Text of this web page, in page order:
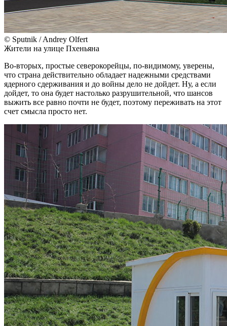
© Sputnik / Andrey Olfert
Жители на улице Пхеньяна
Во-вторых, простые северокорейцы, по-видимому, уверены,
что страна действительно обладает надежными средствами
ядерного сдерживания и до войны дело не дойдет. Ну, а если
дойдет, то она будет настолько разрушительной, что шансов
выжить все равно почти не будет, поэтому переживать на этот
счет смысла просто нет.